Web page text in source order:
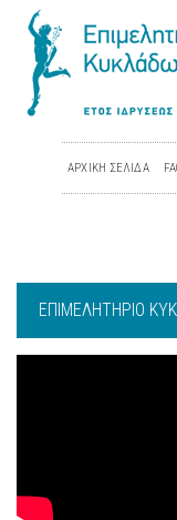
ΑΡΧΙΚΗ ΣΕΛΙΔΑ
ΕΠΙΜΕΛΗΤΗΡΙΟ